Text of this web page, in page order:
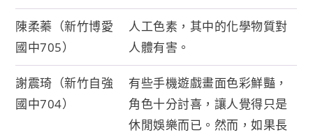
陳柔蓁（新竹博愛
國中705）
人工色素，其中的化學物質對
人體有害。
謝震琦（新竹自強
國中704）
有些手機遊戲畫面色彩鮮豔，
角色十分討喜，讓人覺得只是
休閒娛樂而已。然而，如果長